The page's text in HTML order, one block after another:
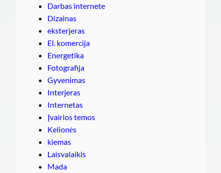
Darbas internete
Dizainas
eksterjeras
El. komercija
Energetika
Fotografija
Gyvenimas
Interjeras
Internetas
Įvairios temos
Kelionės
kiemas
Laisvalaikis
Mada